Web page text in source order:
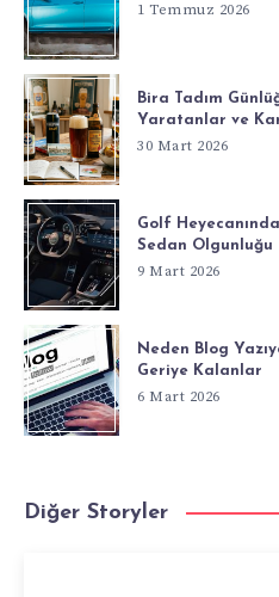
1 Temmuz 2026
Bira Tadım
Yaratanlar ve
30 Mart 2026
Golf
Sedan Olgunluğu
9 Mart 2026
Neden Blog
Geriye Kalanlar
6 Mart 2026
Diğer Storyler